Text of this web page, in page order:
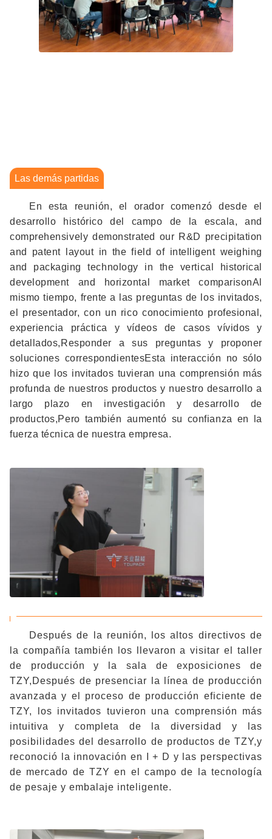
Las demás partidas
En esta reunión, el orador comenzó desde el
desarrollo histórico del campo de la escala, and
comprehensively demonstrated our R&D precipitation
and patent layout in the field of intelligent weighing
and packaging technology in the vertical historical
development and horizontal market comparisonAl
mismo tiempo, frente a las preguntas de los invitados,
el presentador, con un rico conocimiento profesional,
experiencia práctica y vídeos de casos vívidos y
detallados,Responder a sus preguntas y proponer
soluciones correspondientesEsta interacción no sólo
hizo que los invitados tuvieran una comprensión más
profunda de nuestros productos y nuestro desarrollo a
largo plazo en investigación y desarrollo de
productos,Pero también aumentó su confianza en la
fuerza técnica de nuestra empresa.
Después de la reunión, los altos directivos de
la compañía también los llevaron a visitar el taller
de producción y la sala de exposiciones de
TZY,Después de presenciar la línea de producción
avanzada y el proceso de producción eficiente de
TZY, los invitados tuvieron una comprensión más
intuitiva y completa de la diversidad y las
posibilidades del desarrollo de productos de TZY,y
reconoció la innovación en I + D y las perspectivas
de mercado de TZY en el campo de la tecnología
de pesaje y embalaje inteligente.